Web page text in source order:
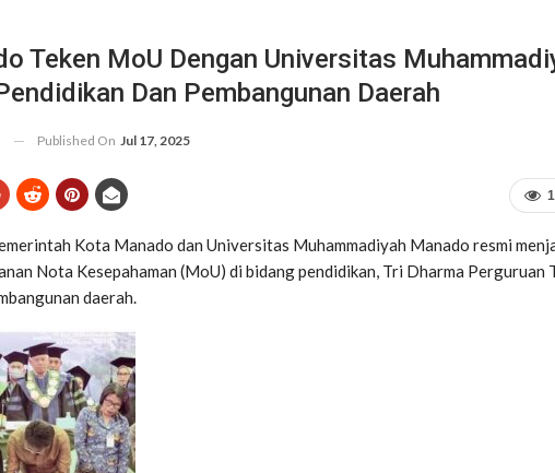
Teken MoU Dengan Universitas
Dan Pembangunan Daerah
Published On Jul 17, 2025
Kota Manado dan Universitas Muhammadiyah Manado resmi
Nota Kesepahaman (MoU) di bidang pendidikan, Tri Dharma Perguruan
daerah.